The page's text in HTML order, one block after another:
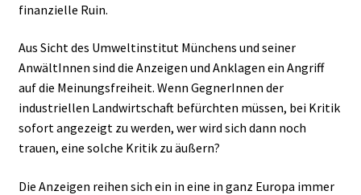
finanzielle Ruin.
Aus Sicht des Umweltinstitut Münchens und seiner
AnwältInnen sind die Anzeigen und Anklagen ein Angriff
auf die Meinungsfreiheit. Wenn GegnerInnen der
industriellen Landwirtschaft befürchten müssen, bei Kritik
sofort angezeigt zu werden, wer wird sich dann noch
trauen, eine solche Kritik zu äußern?
Die Anzeigen reihen sich ein in eine in ganz Europa immer